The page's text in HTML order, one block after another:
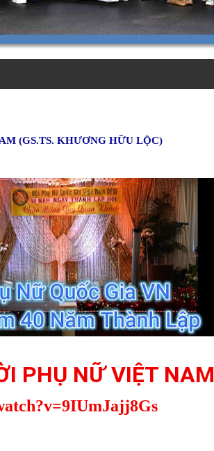
(GS.TS. KHƯƠNG HỮU LỘC)
PHỤ NỮ VIỆT NAM